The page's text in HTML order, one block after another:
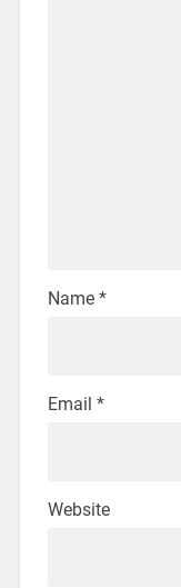
Name *
Email *
Website